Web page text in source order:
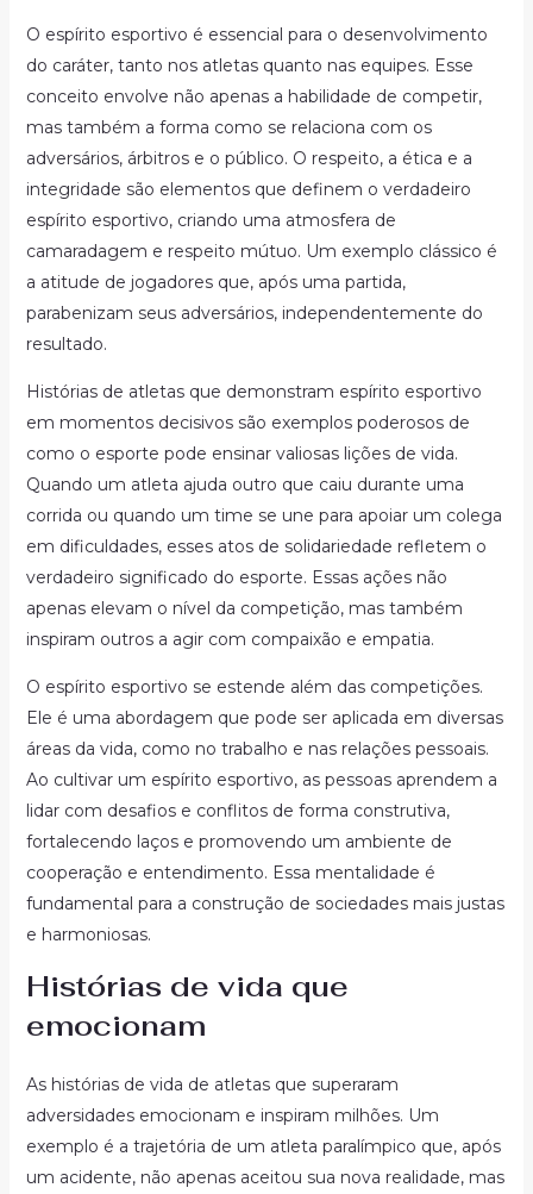
O espírito esportivo é essencial para o desenvolvimento
do caráter, tanto nos atletas quanto nas equipes. Esse
conceito envolve não apenas a habilidade de competir,
mas também a forma como se relaciona com os
adversários, árbitros e o público. O respeito, a ética e a
integridade são elementos que definem o verdadeiro
espírito esportivo, criando uma atmosfera de
camaradagem e respeito mútuo. Um exemplo clássico é
a atitude de jogadores que, após uma partida,
parabenizam seus adversários, independentemente do
resultado.
Histórias de atletas que demonstram espírito esportivo
em momentos decisivos são exemplos poderosos de
como o esporte pode ensinar valiosas lições de vida.
Quando um atleta ajuda outro que caiu durante uma
corrida ou quando um time se une para apoiar um colega
em dificuldades, esses atos de solidariedade refletem o
verdadeiro significado do esporte. Essas ações não
apenas elevam o nível da competição, mas também
inspiram outros a agir com compaixão e empatia.
O espírito esportivo se estende além das competições.
Ele é uma abordagem que pode ser aplicada em diversas
áreas da vida, como no trabalho e nas relações pessoais.
Ao cultivar um espírito esportivo, as pessoas aprendem a
lidar com desafios e conflitos de forma construtiva,
fortalecendo laços e promovendo um ambiente de
cooperação e entendimento. Essa mentalidade é
fundamental para a construção de sociedades mais justas
e harmoniosas.
Histórias de vida que
emocionam
As histórias de vida de atletas que superaram
adversidades emocionam e inspiram milhões. Um
exemplo é a trajetória de um atleta paralímpico que, após
um acidente, não apenas aceitou sua nova realidade, mas